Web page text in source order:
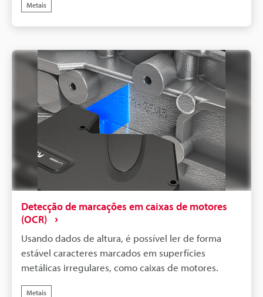
o que também permite a medição sem contato dos
ângulos de montagem da roda.
Metais
Detecção de marcações em caixas de motores
(OCR)
Usando dados de altura, é possível ler de forma
estável caracteres marcados em superfícies
metálicas irregulares, como caixas de motores.
Metais